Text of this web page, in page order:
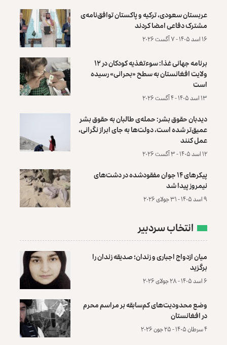
عربستان سعودی، ترکیه و پاکستان توافق‌نامه‌ی
مشترک دفاعی امضا کردند
۱۶ اسد ۱۴۰۵ - ۷ آگست ۲۰۲۶
برنامه جهانی غذا: سوءتغذیه کودکان در ۱۲
ولایت افغانستان به سطح «بحرانی» رسیده
است
۱۳ اسد ۱۴۰۵ - ۴ آگست ۲۰۲۶
دیدبان حقوق بشر: حمله‌ی طالبان به حقوق بشر
عمیق‌تر شده است، دولت‌ها به جای ابراز نگرانی،
عمل کنند
۱۲ اسد ۱۴۰۵ - ۳ آگست ۲۰۲۶
پیکرهای ۱۴ جوان مفقودشده در دشت‌های
نیمروز پیدا شد
۹ اسد ۱۴۰۵ - ۳۱ جولای ۲۰۲۶
انتخاب سردبیر
میان ازدواج اجباری و زندان؛ صدیقه زندان را
برگزید
۶ اسد ۱۴۰۵ - ۲۸ جولای ۲۰۲۶
وضع محدودیت‌های کم‌سابقه بر مراسم محرم
در افغانستان
۴ سرطان ۱۴۰۵ - ۲۵ جون ۲۰۲۶